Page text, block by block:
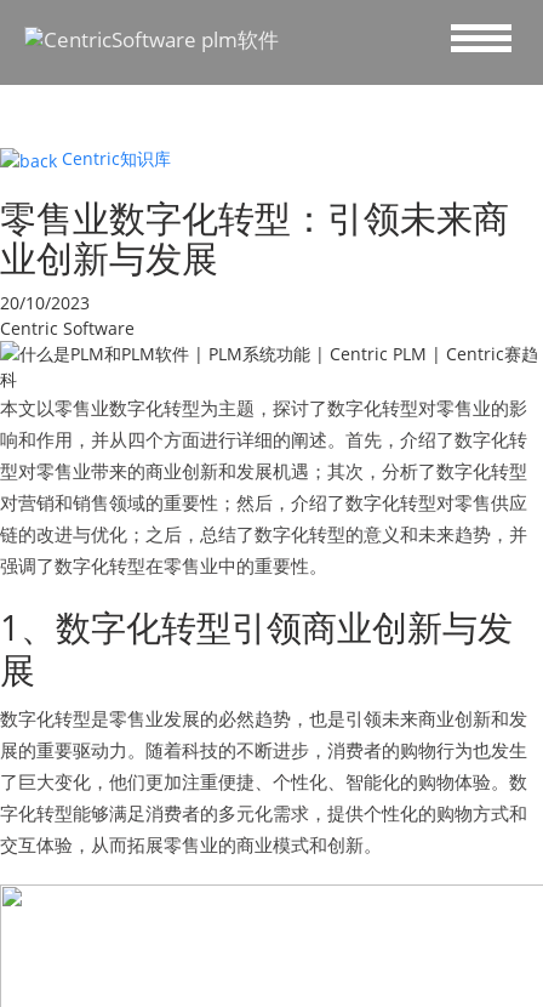
Centric知识库
零售业数字化转型：引领未来商
业创新与发展
20/10/2023
Centric Software
本文以零售业数字化转型为主题，探讨了数字化转型对零售业的影
响和作用，并从四个方面进行详细的阐述。首先，介绍了数字化转
型对零售业带来的商业创新和发展机遇；其次，分析了数字化转型
对营销和销售领域的重要性；然后，介绍了数字化转型对零售供应
链的改进与优化；之后，总结了数字化转型的意义和未来趋势，并
强调了数字化转型在零售业中的重要性。
1、数字化转型引领商业创新与发
展
数字化转型是零售业发展的必然趋势，也是引领未来商业创新和发
展的重要驱动力。随着科技的不断进步，消费者的购物行为也发生
了巨大变化，他们更加注重便捷、个性化、智能化的购物体验。数
字化转型能够满足消费者的多元化需求，提供个性化的购物方式和
交互体验，从而拓展零售业的商业模式和创新。